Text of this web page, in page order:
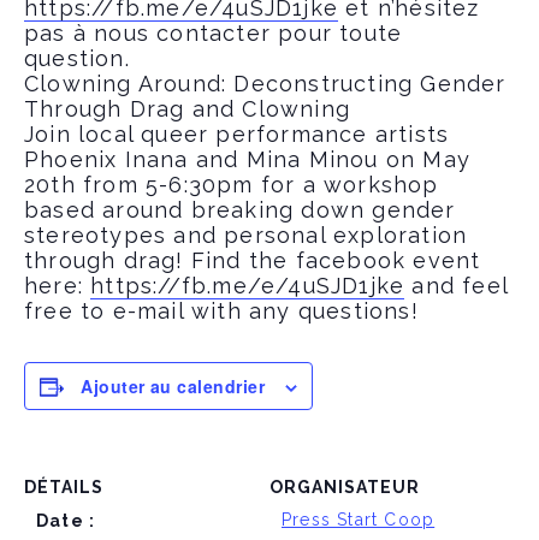
https://fb.me/e/4uSJD1jke et n’hésitez
pas à nous contacter pour toute
question.
Clowning Around: Deconstructing Gender
Through Drag and Clowning
Join local queer performance artists
Phoenix Inana and Mina Minou on May
20th from 5-6:30pm for a workshop
based around breaking down gender
stereotypes and personal exploration
through drag! Find the facebook event
here: https://fb.me/e/4uSJD1jke and feel
free to e-mail with any questions!
Ajouter au calendrier
DÉTAILS
Date :
ORGANISATEUR
Press Start Coop